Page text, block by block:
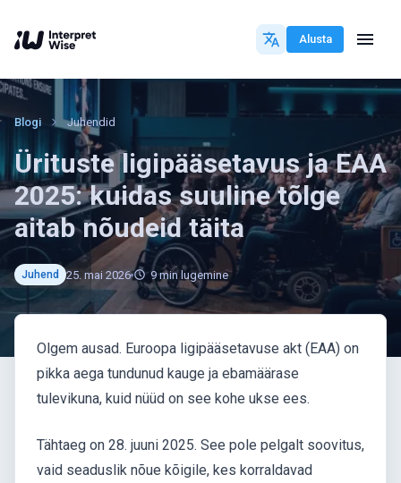
Alusta
Blogi Juhendid
Ürituste ligipääsetavus ja EAA
2025: kuidas suuline tõlge
aitab nõudeid täita
Juhend 25. mai 2026 9 min lugemine
Olgem ausad. Euroopa ligipääsetavuse akt (EAA) on
pikka aega tundunud kauge ja ebamäärase
tulevikuna, kuid nüüd on see kohe ukse ees.
Tähtaeg on 28. juuni 2025. See pole pelgalt soovitus,
vaid seaduslik nõue kõigile, kes korraldavad